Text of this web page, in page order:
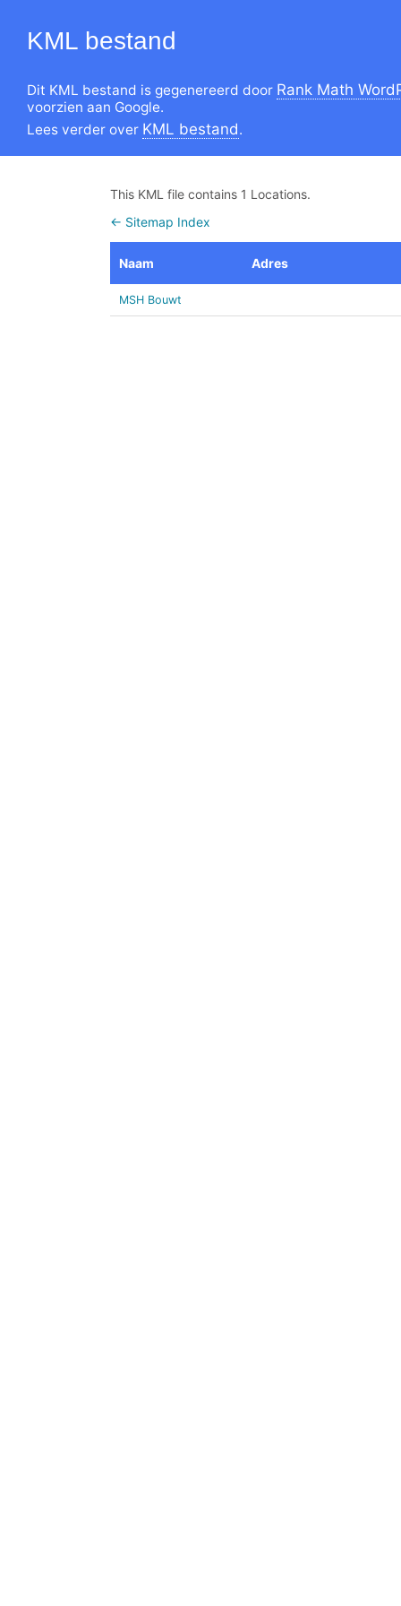
KML bestand
Dit KML bestand is gegenereerd door Rank Math
voorzien aan Google.
Lees verder over KML bestand.
This KML file contains 1 Locations.
← Sitemap Index
Naam Adres
MSH Bouwt